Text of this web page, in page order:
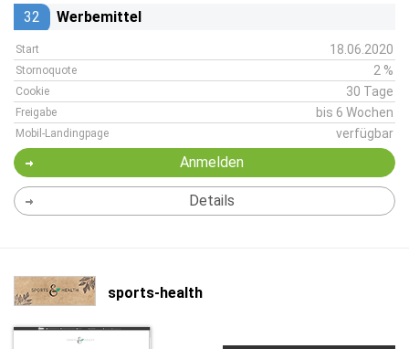
32 Werbemittel
Start 18.06.2020
Stornoquote 2 %
Cookie 30 Tage
Freigabe bis 6 Wochen
Mobil-Landingpage verfügbar
Anmelden
Details
sports-health